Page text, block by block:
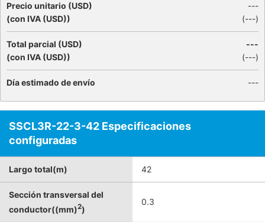
Precio unitario (USD)
(con IVA (USD))
---
(---)
Total parcial (USD)
(con IVA (USD))
---
(---)
Día estimado de envío ---
SSCL3R-22-3-42 Especificaciones
configuradas
Largo total(m) 42
Sección transversal del
conductor((mm)2)
0.3